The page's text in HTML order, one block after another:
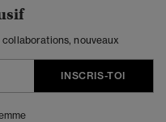
nouveaux
INSCRIS-TOI